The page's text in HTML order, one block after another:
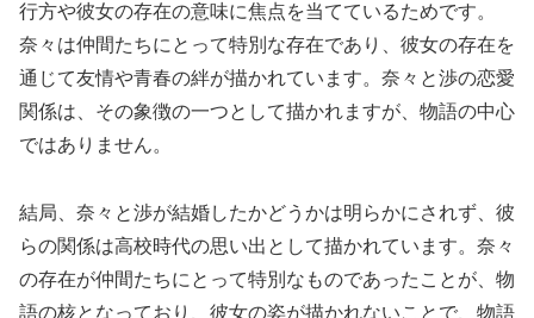
行方や彼女の存在の意味に焦点を当てているためです。
奈々は仲間たちにとって特別な存在であり、彼女の存在を
通じて友情や青春の絆が描かれています。奈々と渉の恋愛
関係は、その象徴の一つとして描かれますが、物語の中心
ではありません。
結局、奈々と渉が結婚したかどうかは明らかにされず、彼
らの関係は高校時代の思い出として描かれています。奈々
の存在が仲間たちにとって特別なものであったことが、物
語の核となっており、彼女の姿が描かれないことで、物語